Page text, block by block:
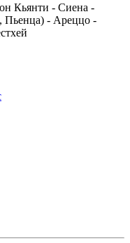
Кьянти - Сиена -
Пьенца) - Ареццо -